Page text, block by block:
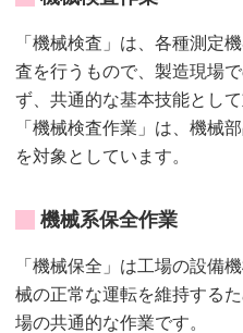
「機械検査」は、各種測定
査を行うもので、製造現場
ず、共通的な基本技能とし
「機械検査作業」は、機械
を対象としています。
機械系保全作業
「機械保全」は工場の設備
械の正常な運転を維持する
場の共通的な作業です。